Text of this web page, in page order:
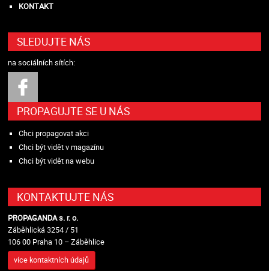
KONTAKT
SLEDUJTE NÁS
na sociálních sítích:
PROPAGUJTE SE U NÁS
Chci propagovat akci
Chci být vidět v magazínu
Chci být vidět na webu
KONTAKTUJTE NÁS
PROPAGANDA s. r. o.
Záběhlická 3254 / 51
106 00 Praha 10 – Záběhlice
více kontaktních údajů